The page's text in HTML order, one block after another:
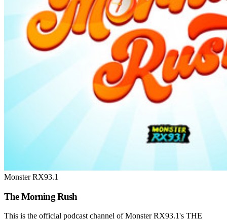
Monster RX93.1
The Morning Rush
This is the official podcast channel of Monster RX93.1's THE